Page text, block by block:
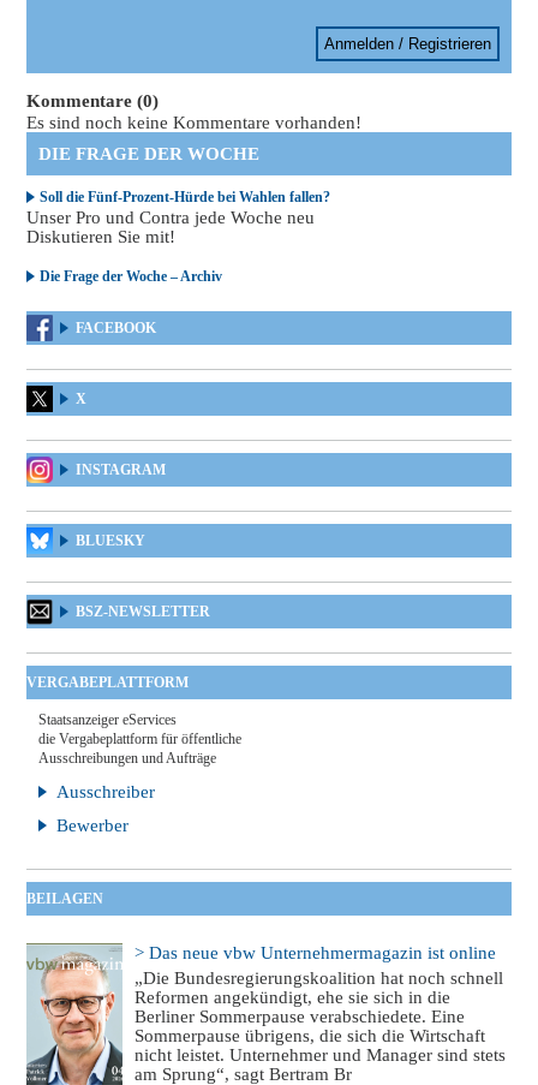
Anmelden / Registrieren
Kommentare (0)
Es sind noch keine Kommentare vorhanden!
DIE FRAGE DER WOCHE
Soll die Fünf-Prozent-Hürde bei Wahlen fallen?
Unser Pro und Contra jede Woche neu
Diskutieren Sie mit!
Die Frage der Woche – Archiv
FACEBOOK
X
INSTAGRAM
BLUESKY
BSZ-NEWSLETTER
VERGABEPLATTFORM
Staatsanzeiger eServices
die Vergabeplattform für öffentliche
Ausschreibungen und Aufträge
Ausschreiber
Bewerber
BEILAGEN
> Das neue vbw Unternehmermagazin ist online
„Die Bundesregierungskoalition hat noch schnell
Reformen angekündigt, ehe sie sich in die
Berliner Sommerpause verabschiedete. Eine
Sommerpause übrigens, die sich die Wirtschaft
nicht leistet. Unternehmer und Manager sind stets
am Sprung“, sagt Bertram Br